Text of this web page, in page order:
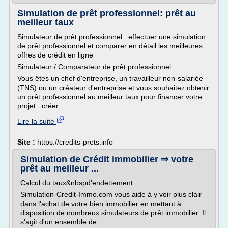
Simulation de prêt professionnel: prêt au
meilleur taux
Simulateur de prêt professionnel : effectuer une simulation
de prêt professionnel et comparer en détail les meilleures
offres de crédit en ligne
Simulateur / Comparateur de prêt professionnel
Vous êtes un chef d'entreprise, un travailleur non-salariée
(TNS) ou un créateur d'entreprise et vous souhaitez obtenir
un prêt professionnel au meilleur taux pour financer votre
projet : créer...
Lire la suite
Site : https://credits-prets.info
Simulation de Crédit immobilier ⇒ votre
prêt au meilleur ...
Calcul du taux&nbspd'endettement
Simulation-Credit-Immo.com vous aide à y voir plus clair
dans l'achat de votre bien immobilier en mettant à
disposition de nombreux simulateurs de prêt immobilier. Il
s'agit d'un ensemble de...